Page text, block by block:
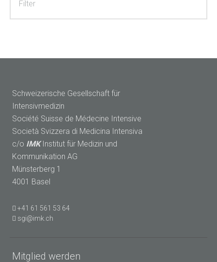
Schweizerische Gesellschaft für
Intensivmedizin
Société Suisse de Médecine Intensive
Società Svizzera di Medicina Intensiva
c/o IMKInstitut für Medizin und
Kommunikation AG
Münsterberg 1
4001 Basel
+41 61 561 53 64
sgi@imk.ch
Mitglied werden